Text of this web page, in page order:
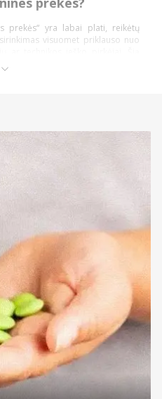
prekės“ yra labai plati, reikėtų
visuomet priklauso nuo
ką vertėtų žinoti kiekvienam
vaistinėje, kad įsigytų
pati didžiausia!
ir perskaitykite aprašymą,
informaciją;
norite dar pasidairyti po prekių
internetinės vaistinės komanda,
patarimą bet kuriuo klausimu;
galite atkreipti dėmesį į
būti taikoma akcija su lojalumo
ir techniką ar priemones
svarbu atkreipti dėmesį į visą
renkatės prekes ir produktus
būtina jausti užtikrintumą dėl to,
preparatų ar priemonių
tad nedvejokite pasidairyti po
atitinkančio kiekio.
yra tikrai daug, galite pasinaudoti